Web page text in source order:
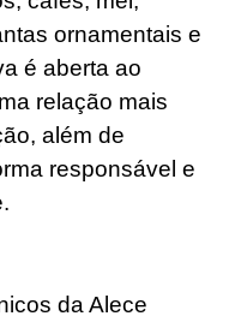
ornamentais e
é aberta ao
relação mais
além de
responsável e
da Alece